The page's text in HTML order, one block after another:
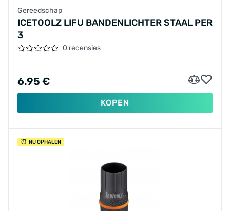
Gereedschap
ICETOOLZ LIFU BANDENLICHTER STAAL PER
3
0 recensies
6.95 €
KOPEN
NU OPHALEN